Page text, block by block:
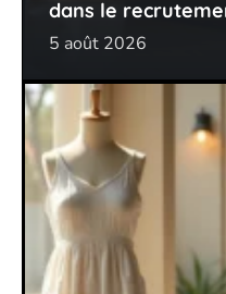
dans le
5 août 2026